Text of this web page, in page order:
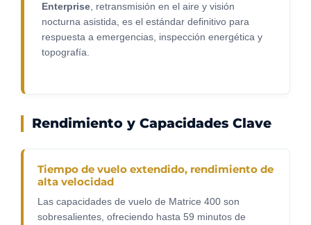
Enterprise , retransmisión en el aire y visión
nocturna asistida, es el estándar definitivo para
respuesta a emergencias, inspección energética y
topografía.
Rendimiento y Capacidades Clave
Tiempo de vuelo extendido, rendimiento de
alta velocidad
Las capacidades de vuelo de Matrice 400 son
sobresalientes, ofreciendo hasta 59 minutos de